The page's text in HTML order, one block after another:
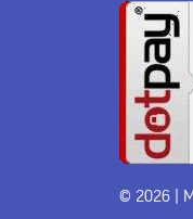
© 2026 |